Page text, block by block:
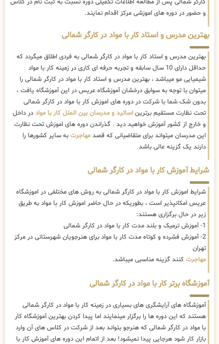
کارگر شمالی پس از مطالعه اطلاعات تکمیلی دوره نسبت به ثبت نام در کلاس
و حضور در دوره های اموزشی مرکز اقدام نمایند.
بهترین مدرس و استاد کار با مواد در کارگر شمالی
بهترین مدرس و استاد کار با مواد در کارگر شمالی به فردی اطلاق میگردد که
حداقل دارای 10 سال سابقه و تجربه حرفه ای کاری در زمینه کار با مواد
شیمیایی مو میباشد ، بهترین مدرس و استاد کار با مواد در کارگر شمالی را
میتوان با توجه به سوابق درخشان آموزشگاه عریس در این آموزشگاه یافت ،
بدون شک شما با شرکت در دوره های اموزش کار با مواد در کارگر شمالی
تحت نظارت مستقیم برترین اساتید و مدرسان بین الملل کار با مواد در داخل
و خارج از کشور آموزش خواهید دید . گذراندن دوره های اموزش تحت نظارت
این مدرسان میتواند برای متقاضیانی که قصد مهاجرت به سایر کشورها را
دارند یک گزینه عالی باشد
شرایط آموزش کار با مواد در کارگر شمالی
شرایط اموزش کار با مواد در کارگر شمالی به روش های مختلفی در اموزشگاه
عریس امکانپذیر است ، بطوریکه در حال حاضر اموزش کار با مواد به طریق
زیر در حال برگزاری هستند:
1- آموزش ترمیک و بلند مدت کار با مواد در کارگر شمالی
2- آموزش فشرده و کوتاه مدت کار با مواد برای هنرجویان شهرستانی در مرکز
تهران
مهاجرت کنند گزینه مناسبی میباشد.
آموزشگاه برتر کار با مواد در کارگر شمالی
آموزشگاه های آرایشگری های بسیاری در زمینه کار با مواد در کارگر شمالی
هستند که این دوره ها را برگزار مینمایند اما پیدا کردن بهترین آموزشگاه کار
با مواد در کارگر شمالی که هنرجو بتواند بعد از شرکت در کلاس های آن وارد
بازار کار شود هرجایی پیدا نمیشود! بعد از اتمام این دوره های آموزش کار با